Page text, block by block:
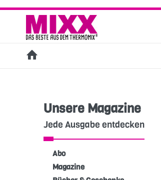
Unsere Magazine
Jede Ausgabe entdecken
Abo
Magazine